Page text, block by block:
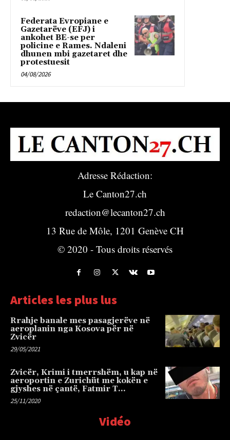
Federata Evropiane e
Gazetarëve (EFJ) i
ankohet BE-se per
policine e Rames. Ndaleni
dhunen mbi gazetaret dhe
protestuesit
04/08/2026
Adresse Rédaction:
Le Canton27.ch
redaction@lecanton27.ch
13 Rue de Môle, 1201 Genève CH
© 2020 - Tous droits réservés
Articles les plus lus
Rrahje banale mes pasagjerëve në
aeroplanin nga Kosova për në
Zvicër
29/05/2021
Zvicër, Krimi i tmerrshëm, u kap në
aeroportin e Zurichüt me kokën e
gjyshes në çantë, Fatmir T…
25/11/2020
Vidéo